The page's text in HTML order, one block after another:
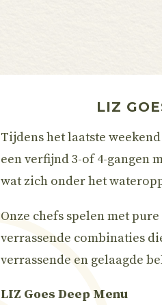
LIZ
Tijdens het laatste
een verfijnd 3-of 4-gangen
wat zich onder het
Onze chefs spelen met
verrassende combinaties
verrassende en gelaagde
LIZ Goes Deep Menu